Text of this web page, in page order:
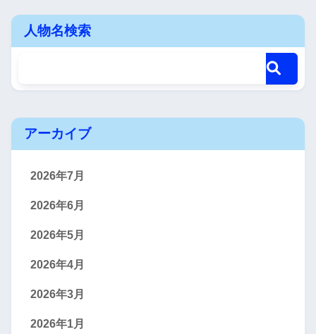
人物名検索
アーカイブ
2026年7月
2026年6月
2026年5月
2026年4月
2026年3月
2026年1月